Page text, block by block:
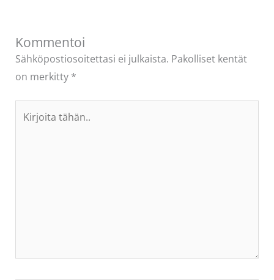
Kommentoi
Sähköpostiosoitettasi ei julkaista. Pakolliset kentät
on merkitty *
tähän..